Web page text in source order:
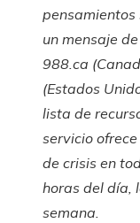
pensamientos
un mensaje
988.ca
(Estados
lista de
servicio
de crisis en
horas del día,
semana.